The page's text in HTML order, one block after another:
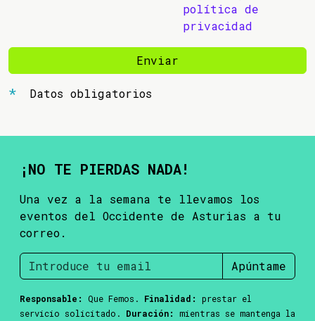
política de
privacidad
Enviar
Datos obligatorios
¡NO TE PIERDAS NADA!
Una vez a la semana te llevamos los
eventos del Occidente de Asturias a tu
correo.
Apúntame
Responsable: Que Femos. Finalidad:
prestar el
servicio solicitado. Duración:
mientras se mantenga la